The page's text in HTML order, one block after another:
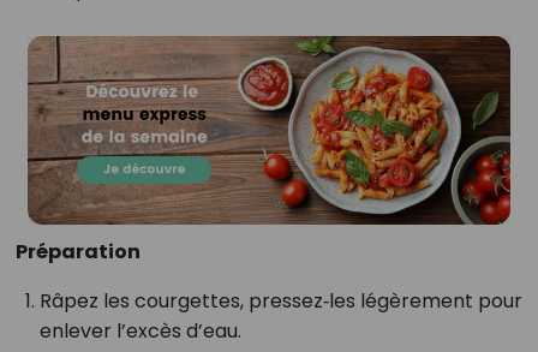
Préparation
Râpez les courgettes, pressez‑les légèrement pour
enlever l’excès d’eau.